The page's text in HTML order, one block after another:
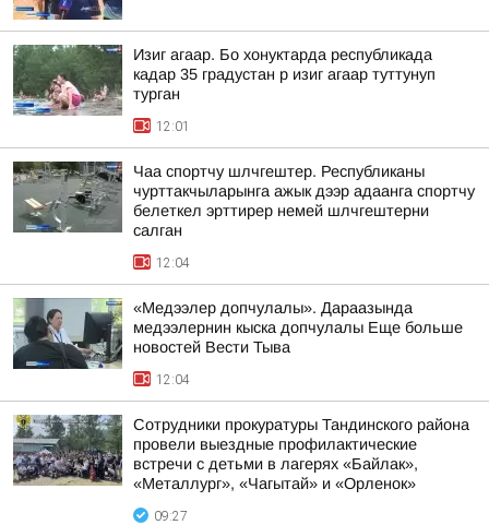
Изиг агаар. Бо хонуктарда республикада
кадар 35 градустан р изиг агаар туттунуп
турган
12:01
Чаа спортчу шлчгештер. Республиканы
чурттакчыларынга ажык дээр адаанга спортчу
белеткел эрттирер немей шлчгештерни
салган
12:04
«Медээлер допчулалы». Дараазында
медээлернин кыска допчулалы Еще больше
новостей Вести Тыва
12:04
Сотрудники прокуратуры Тандинского района
провели выездные профилактические
встречи с детьми в лагерях «Байлак»,
«Металлург», «Чагытай» и «Орленок»
09:27